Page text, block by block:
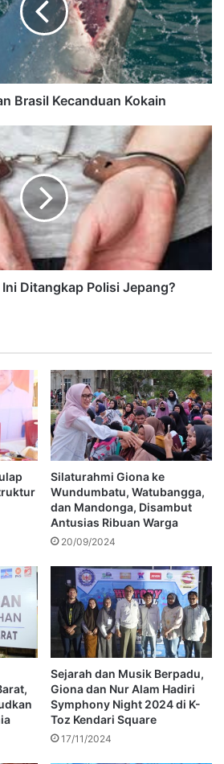
Brasil Kecanduan Kokain
Ditangkap Polisi Jepang?
Silaturahmi Giona ke
Wundumbatu, Watubangga,
dan Mandonga, Disambut
Antusias Ribuan Warga
20/09/2024
Sejarah dan Musik Berpadu,
Giona dan Nur Alam Hadiri
Symphony Night 2024 di K-
Toz Kendari Square
17/11/2024